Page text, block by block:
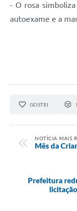
- O rosa
autoexame e a
GOSTEI
NOTÍCIA MAIS
Mês da
Prefeitura